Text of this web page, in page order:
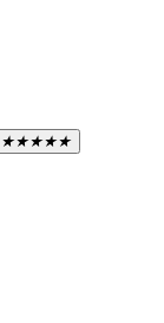
★★★★★